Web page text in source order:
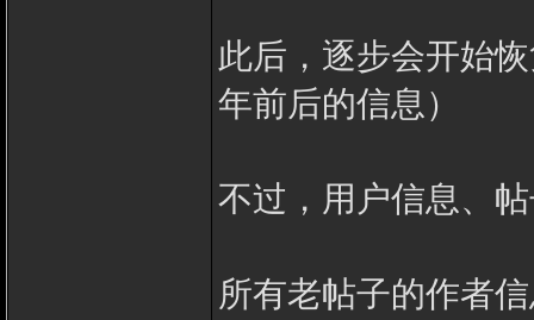
此后，逐步会开始
年前后的信息）
不过，用户信息、
所有老帖子的作者